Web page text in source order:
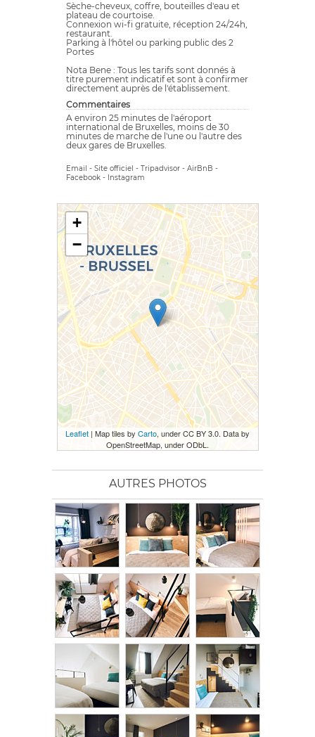
Sèche-cheveux, coffre, bouteilles d'eau et
plateau de courtoise.
Connexion wi-fi gratuite, réception 24/24h,
restaurant.
Parking à l'hôtel ou parking public des 2
Portes
Nota Bene : Tous les tarifs sont donnés à
titre purement indicatif et sont à confirmer
directement auprès de l'établissement.
Commentaires
A environ 25 minutes de l'aéroport
international de Bruxelles, moins de 30
minutes de marche de l'une ou l'autre des
deux gares de Bruxelles.
Email - Site officiel - Tripadvisor - AirBnB -
Facebook - Instagram
+
−
Leaflet | Map tiles by Carto, under CC BY 3.0. Data by
OpenStreetMap, under ODbL.
AUTRES PHOTOS